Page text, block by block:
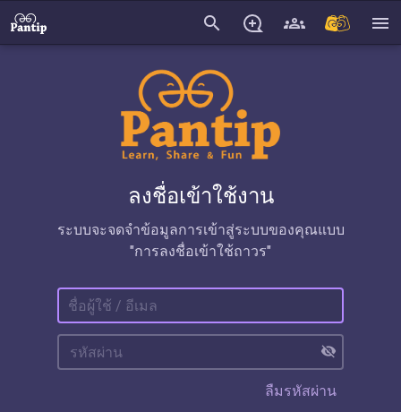
search menu
ลงชื่อเข้าใช้งาน
ระบบจะจดจำข้อมูลการเข้าสู่ระบบของคุณแบบ
"การลงชื่อเข้าใช้ถาวร"
visibility_off
ลืมรหัสผ่าน